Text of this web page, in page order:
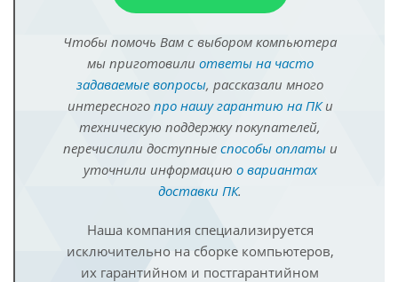
Чтобы помочь Вам с выбором компьютера
мы приготовили ответы на часто
задаваемые вопросы, рассказали много
интересного про нашу гарантию на ПКи
техническую поддержку покупателей,
перечислили доступные способы оплатыи
уточнили информацию о вариантах
доставки ПК.
Наша компания специализируется
исключительно на сборке компьютеров,
их гарантийном и постгарантийном